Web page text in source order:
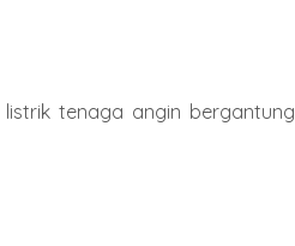
tenaga angin bergantung